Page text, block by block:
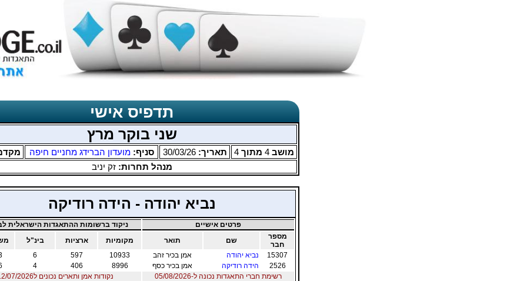
תדפיס אישי
שני בוקר מרץ
מושב 4 מתוך 4 תאריך:30/03/26 סניף:מועדון הברידג מחניים חיפה
מנהל תחרות:זק יניב
נביא יהודה - הידה רודיקה
פרטים אישיים
ניקוד ברשומות ההתאגדות הישראלית
מספר
חבר
שם תואר מקומיות ארציות בינ"ל
15307
נביא יהודה אמן בכיר זהב 10933
597
6
2526
הידה רודיקה אמן בכיר כסף 8996
406
4
רשימת חברי התאגדות נכונה ל-05/08/2026
נקודות אמן ותארים נכונים ל12/07/2026